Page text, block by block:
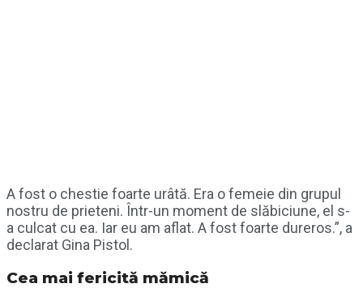
A fost o chestie foarte urâtă. Era o femeie din grupul
nostru de prieteni. Într-un moment de slăbiciune, el s-
a culcat cu ea. Iar eu am aflat. A fost foarte dureros.”, a
declarat Gina Pistol.
Cea mai fericită mămică